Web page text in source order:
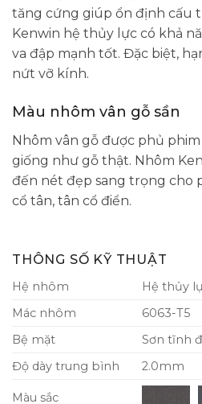
tăng cứng giúp ổn định cấu
Kenwin hệ thủy lực có khả
va đập mạnh tốt. Đặc biệt,
nứt vỡ kính.
Màu nhôm vân gỗ sần
Nhôm vân gỗ được phủ phim
giống như gỗ thật. Nhôm
đến nét đẹp sang trọng cho
cổ tân, tân cổ điển.
THÔNG SỐ KỸ THUẬT
Hệ nhôm
Hệ thủy
Mác nhôm
6063-T5
Bệ mặt
Sơn tĩnh
Độ dày trung bình
2.0mm
Màu sắc